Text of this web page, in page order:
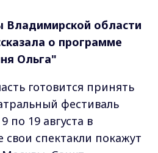
Владимирской области
о программе
Ольга"
готовится принять
фестиваль
по 19 августа в
свои спектакли покажут